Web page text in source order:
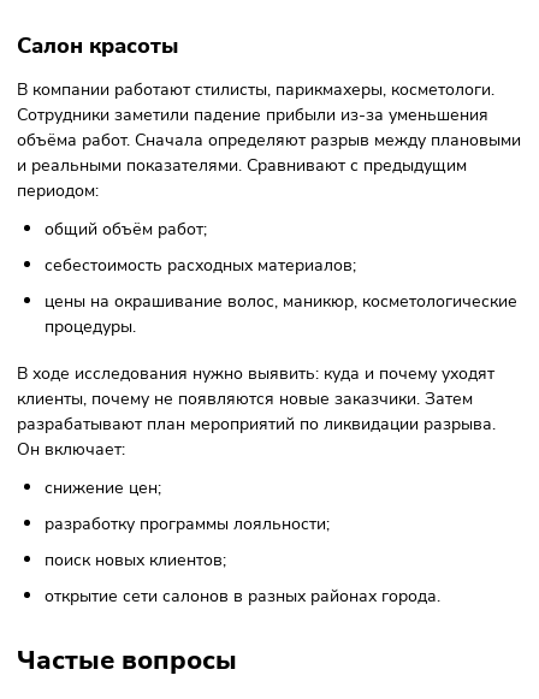
Примеры GAP-анализа
Бизнес мини-пекарни
Предположим, что диагностический аудит проводят для
оценки стратегии развития мини-пекарни. На текущий
объём продаж резко сократился. Чтобы выявить
нужно спрогнозировать рыночный потенциал,
детально с особенностями бизнеса.
Чем вызвано снижение покупательской способности:
потребители разочаровались в качестве;
активная деятельность конкурентов;
высокая цена.
Цель
Сократить издержки. Понизить конечную стоимость
Повысить качество продукции